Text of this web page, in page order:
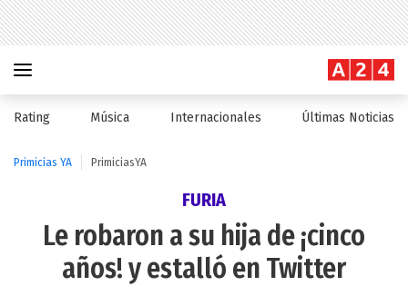
Rating Música Internacionales Últimas Noticias
Primicias YA PrimiciasYA
FURIA
Le robaron a su hija de ¡cinco
años! y estalló en Twitter